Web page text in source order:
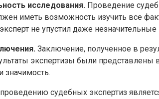
исследования. Проведение
иметь возможность изучить все
не упустил даже незначительные
Заключение, полученное в
экспертизы были представлены
значимость.
судебных экспертиз